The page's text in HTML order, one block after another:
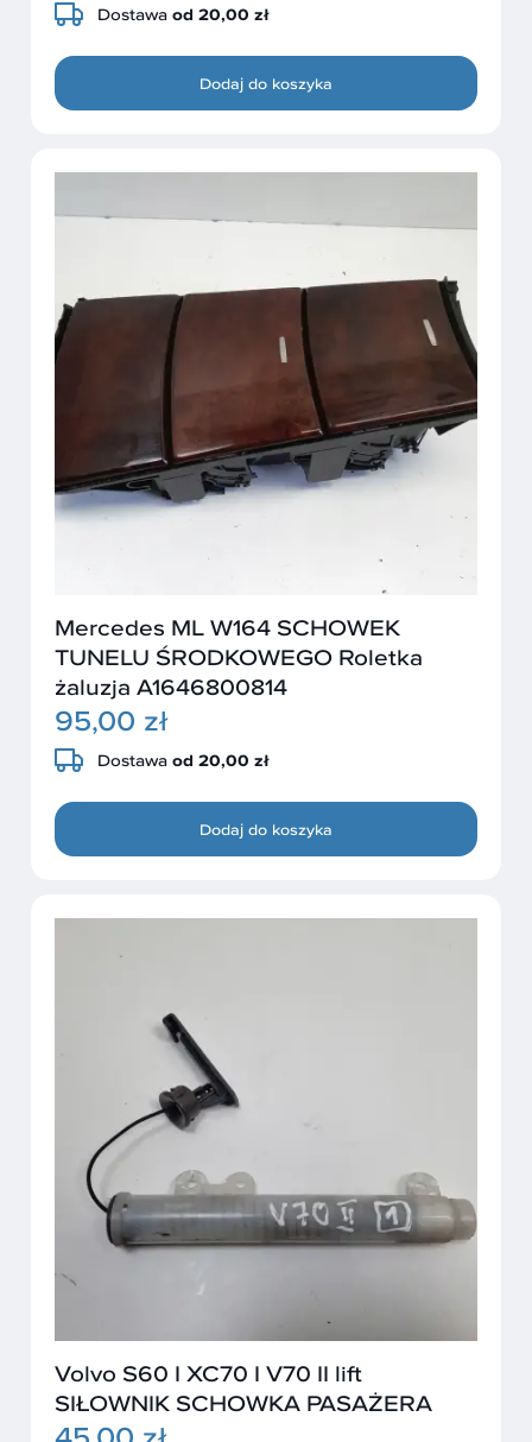
Dostawa od 20,00 zł
Dodaj do koszyka
Mercedes ML W164 SCHOWEK
TUNELU ŚRODKOWEGO Roletka
żaluzja A1646800814
95,00 zł
Dostawa od 20,00 zł
Dodaj do koszyka
Volvo S60 I XC70 I V70 II lift
SIŁOWNIK SCHOWKA PASAŻERA